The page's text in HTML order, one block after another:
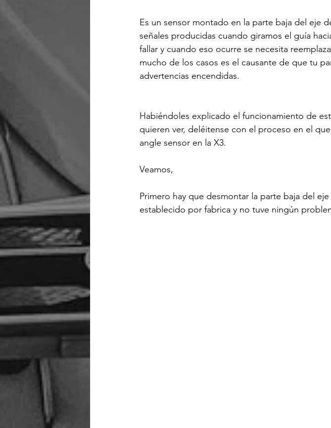
Es un sensor montado en la parte baja del eje
señales producidas cuando giramos el guía
fallar y cuando eso ocurre se necesita
mucho de los casos es el causante de que tu
advertencias encendidas.
Habiéndoles explicado el funcionamiento de
quieren ver, deléitense con el proceso en el
angle sensor en la X3.
Veamos,
Primero hay que desmontar la parte baja del
establecido por fabrica y no tuve ningún